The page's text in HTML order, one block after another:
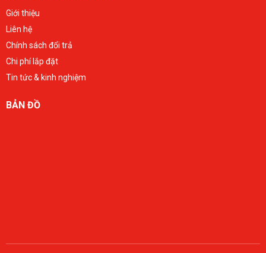
Giới thiệu
Liên hệ
Chính sách đổi trả
Chi phí lắp đặt
Tin tức & kinh nghiệm
BẢN ĐỒ